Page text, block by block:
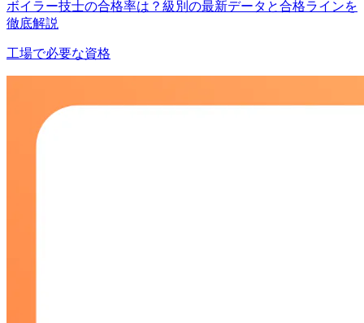
ボイラー技士の合格率は？級別の最新データと合格ラインを
徹底解説
工場で必要な資格